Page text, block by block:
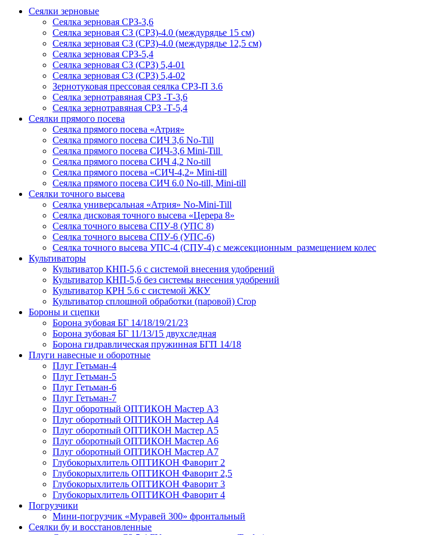
Сеялки зерновые
Сеялка зерновая СРЗ-3,6
Сеялка зерновая СЗ (СРЗ)-4.0 (междурядье 15 см)
Сеялка зерновая СЗ (СРЗ)-4.0 (междурядье 12,5 см)
Сеялка зерновая СРЗ-5,4
Сеялка зерновая СЗ (СРЗ) 5,4-01
Сеялка зерновая СЗ (СРЗ) 5,4-02
Зернотуковая прессовая сеялка СРЗ-П 3.6
Сеялка зернотравяная СРЗ -Т-3,6
Сеялка зернотравяная СРЗ -Т-5,4
Сеялки прямого посева
Сеялка прямого посева «Атрия»
Сеялка прямого посева СИЧ 3,6 No-Till
Сеялка прямого посева СИЧ-3,6 Mini-Till
Сеялка прямого посева СИЧ 4,2 No-till
Сеялка прямого посева «СИЧ-4,2» Mini-till
Сеялка прямого посева СИЧ 6.0 No-till, Mini-till
Сеялки точного высева
Сеялка универсальная «Атрия» No-Mini-Till
Сеялка дисковая точного высева «Церера 8»
Сеялка точного высева СПУ-8 (УПС 8)
Сеялка точного высева СПУ-6 (УПС-6)
Сеялка точного высева УПС-4 (СПУ-4) с межсекционным размещением колес
Культиваторы
Культиватор КНП-5,6 с системой внесения удобрений
Культиватор КНП-5,6 без системы внесения удобрений
Культиватор КРН 5.6 с системой ЖКУ
Культиватор сплошной обработки (паровой) Crop
Бороны и сцепки
Борона зубовая БГ 14/18/19/21/23
Борона зубовая БГ 11/13/15 двухследная
Борона гидравлическая пружинная БГП 14/18
Плуги навесные и оборотные
Плуг Гетьман-4
Плуг Гетьман-5
Плуг Гетьман-6
Плуг Гетьман-7
Плуг оборотный ОПТИКОН Мастер А3
Плуг оборотный ОПТИКОН Мастер А4
Плуг оборотный ОПТИКОН Мастер А5
Плуг оборотный ОПТИКОН Мастер А6
Плуг оборотный ОПТИКОН Мастер А7
Глубокорыхлитель ОПТИКОН Фаворит 2
Глубокорыхлитель ОПТИКОН Фаворит 2,5
Глубокорыхлитель ОПТИКОН Фаворит 3
Глубокорыхлитель ОПТИКОН Фаворит 4
Погрузчики
Мини-погрузчик «Муравей 300» фронтальный
Сеялки бу и восстановленные